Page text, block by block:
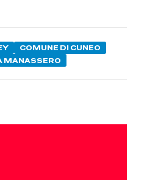
COMUNE DI CUNEO
MANASSERO